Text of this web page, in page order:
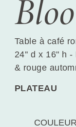
Table à café
24'' d x 16" h -
& rouge
PLATEAU